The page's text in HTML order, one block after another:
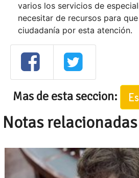
varios los servicios de
necesitar de recursos para
ciudadanía por esta atención.
Mas de esta seccion:
Notas relacionadas